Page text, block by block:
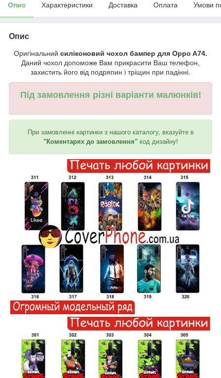
Опис Характеристики Доставка Оплата Умови
Опис
Оригінальний силіконовий чохол бампер для Oppo A74.
Даний чохол допоможе Вам прикрасити Ваш телефон,
захистить його від подряпин і тріщин при падінні.
Під замовлення різні варіанти малюнків!
При замовленні картинки з нашого каталогу, вказуйте в
"Коментарях до замовлення"код дизайну!